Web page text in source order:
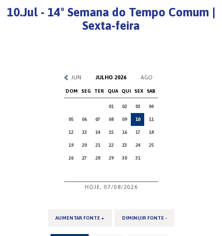
10.Jul - 14º Semana do Tempo Comum |
Sexta-feira
JUN JULHO 2026 AGO
DOM SEG TER QUA QUI SEX SAB
01 02 03 04
05 06 07 08 09 10 11
12 13 14 15 16 17 18
19 20 21 22 23 24 25
26 27 28 29 30 31
HOJE, 07/08/2026
AUMENTAR FONTE + DIMINUIR FONTE -